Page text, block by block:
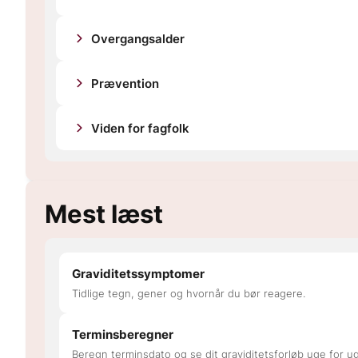
Overgangsalder
Prævention
Viden for fagfolk
Mest læst
Graviditetssymptomer
Tidlige tegn, gener og hvornår du bør reagere.
Terminsberegner
Beregn terminsdato og se dit graviditetsforløb uge for